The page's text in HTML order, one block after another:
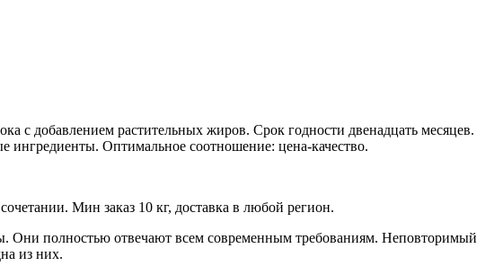
с добавлением растительных жиров. Срок годности двенадцать месяцев.
ингредиенты. Оптимальное соотношение: цена-качество.
Мин заказ 10 кг, доставка в любой регион.
Они полностью отвечают всем современным требованиям. Неповторимый
из них.